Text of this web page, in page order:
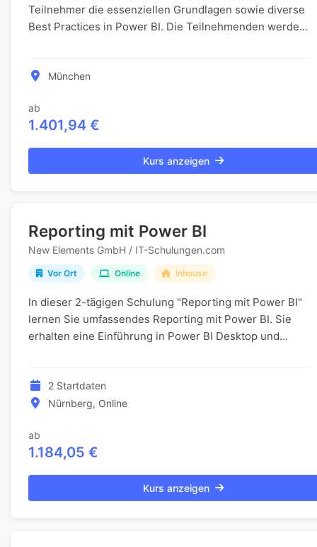
Teilnehmer die essenziellen Grundlagen sowie diverse
Best Practices in Power BI. Die Teilnehmenden werden
München
ab
1.401,94 €
Kurs anzeigen
Reporting mit Power BI
New Elements GmbH / IT-Schulungen.com
Vor Ort Online Inhouse
In dieser 2-tägigen Schulung "Reporting mit Power BI"
lernen Sie umfassendes Reporting mit Power BI. Sie
erhalten eine Einführung in Power BI Desktop und
2 Startdaten
Nürnberg, Online
ab
1.184,05 €
Kurs anzeigen